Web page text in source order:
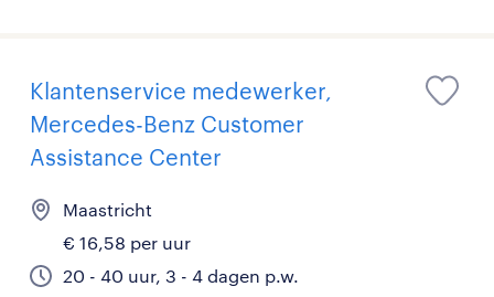
Klantenservice medewerker,
Mercedes-Benz Customer
Assistance Center
Maastricht
€ 16,58 per uur
20 - 40 uur, 3 - 4 dagen p.w.